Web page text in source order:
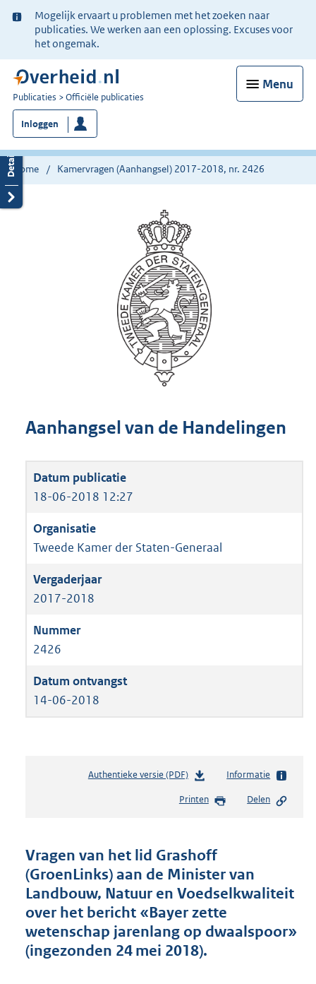
Ter
informatie:
Mogelijk ervaart u problemen met het zoeken naar
publicaties. We werken aan een oplossing. Excuses voor
het ongemak.
Menu
U
bent
nu
hier:
Publicaties Officiële publicaties
Inloggen
Home Kamervragen (Aanhangsel) 2017-2018, nr. 2426
Aanhangsel van de Handelingen
18-06-2018 12:27
Tweede Kamer der Staten-Generaal
2017-2018
2426
14-06-2018
Authentieke versie (PDF)b
s
n
d
s
g
r
o
t
Informatie
Printen Delen
Vragen van het lid Grashoff
(GroenLinks) aan de Minister van
Landbouw, Natuur en Voedselkwaliteit
over het bericht «Bayer zette
wetenschap jarenlang op dwaalspoor»
(ingezonden 24 mei 2018).